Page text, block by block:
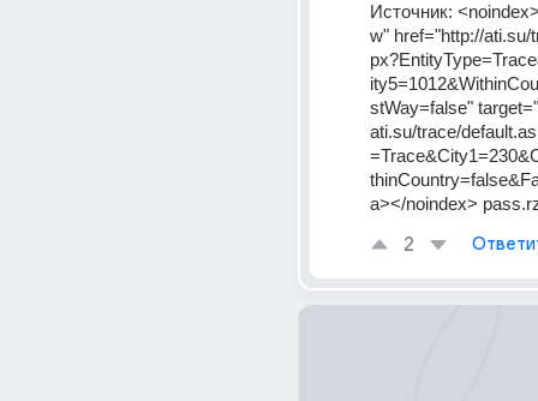
Источник:
w" href="http://ati.su/
stWay=false"
ati.su/trace/
a></noindex>
2